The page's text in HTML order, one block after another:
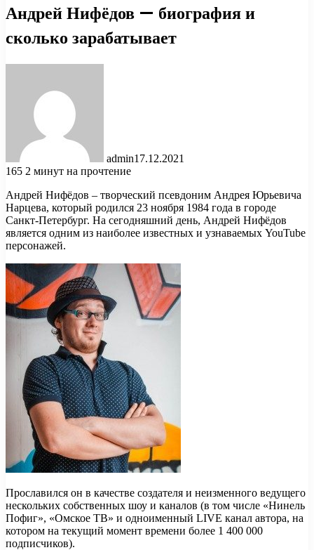
Андрей Нифёдов — биография и
сколько зарабатывает
admin17.12.2021
165 2 минут на прочтение
Андрей Нифёдов – творческий псевдоним Андрея Юрьевича
Нарцева, который родился 23 ноября 1984 года в городе
Санкт-Петербург. На сегодняшний день, Андрей Нифёдов
является одним из наиболее известных и узнаваемых YouTube
персонажей.
Прославился он в качестве создателя и неизменного ведущего
нескольких собственных шоу и каналов (в том числе «Нинель
Пофиг», «Омское ТВ» и одноименный LIVE канал автора, на
котором на текущий момент времени более 1 400 000
подписчиков).